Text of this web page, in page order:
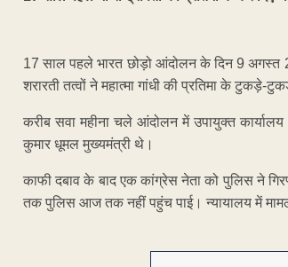
17 साल पहले भारत छोड़ो आंदोलन के दिन 9 अगस्त
शरारती तत्वों ने महात्मा गांधी की प्रतिमा के टुकड़े-
करीब सवा महीना चले आंदोलन में उपायुक्त
कुमार धूमल मुख्यमंत्री थे।
काफी दबाव के बाद एक कांग्रेस नेता को पुलिस ने
तक पुलिस आज तक नहीं पहुंच पाई। न्यायालय में